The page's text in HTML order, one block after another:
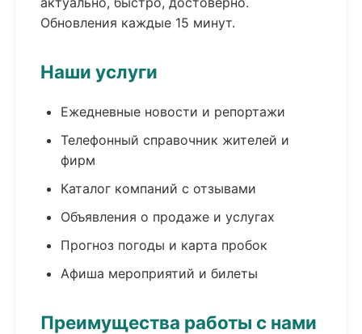
Обновления каждые 15 минут.
Наши услуги
Ежедневные новости и репортажи
Телефонный справочник жителей и
фирм
Каталог компаний с отзывами
Объявления о продаже и услугах
Прогноз погоды и карта пробок
Афиша мероприятий и билеты
Преимущества работы с нами